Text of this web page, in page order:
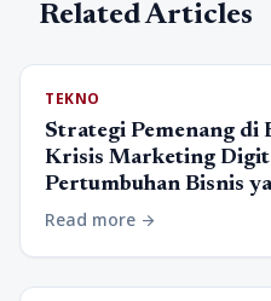
Related Articles
TEKNO
Strategi Pemenang di
Krisis Marketing
Pertumbuhan Bisnis
Read more arrow_forward